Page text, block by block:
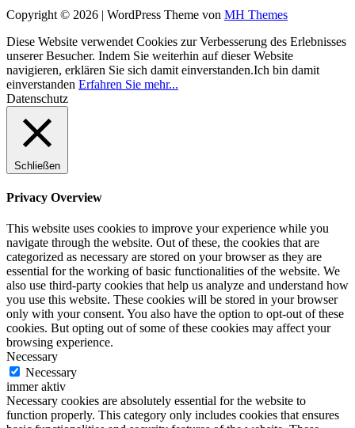
Copyright © 2026 | WordPress Theme von MH Themes
Diese Website verwendet Cookies zur Verbesserung des Erlebnisses
unserer Besucher. Indem Sie weiterhin auf dieser Website
navigieren, erklären Sie sich damit einverstanden.Ich bin damit
einverstanden Erfahren Sie mehr...
Datenschutz
Schließen
Privacy Overview
This website uses cookies to improve your experience while you
navigate through the website. Out of these, the cookies that are
categorized as necessary are stored on your browser as they are
essential for the working of basic functionalities of the website. We
also use third-party cookies that help us analyze and understand how
you use this website. These cookies will be stored in your browser
only with your consent. You also have the option to opt-out of these
cookies. But opting out of some of these cookies may affect your
browsing experience.
Necessary
Necessary
immer aktiv
Necessary cookies are absolutely essential for the website to
function properly. This category only includes cookies that ensures